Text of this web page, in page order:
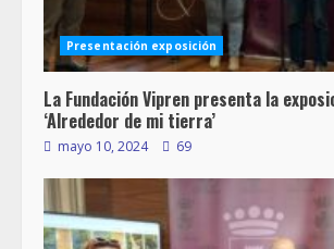
Presentación exposición
La Fundación Vipren presenta la
‘Alrededor de mi tierra’
mayo 10, 2024 69